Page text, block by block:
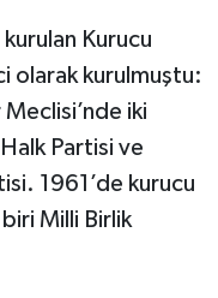
kurulan Kurucu
olarak kurulmuştu:
iki
Partisi ve
1961’de kurucu
Milli Birlik